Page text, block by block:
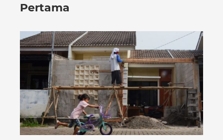
Pertama